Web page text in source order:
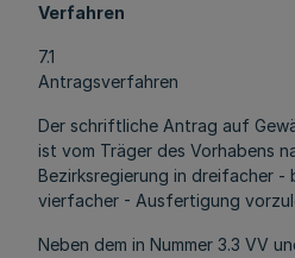
Verfahren
7.1
Antragsverfahren
Der schriftliche Antrag auf
ist vom Träger des Vorhabens
Bezirksregierung in dreifacher -
vierfacher - Ausfertigung
Neben dem in Nummer 3.3 VV